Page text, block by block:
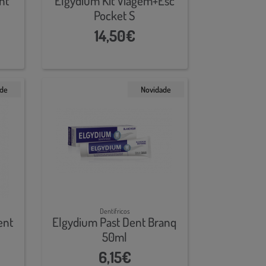
Pocket S
14,50€
Novidade
Dentífricos
Elgydium Past Dent Branq
50ml
6,15€